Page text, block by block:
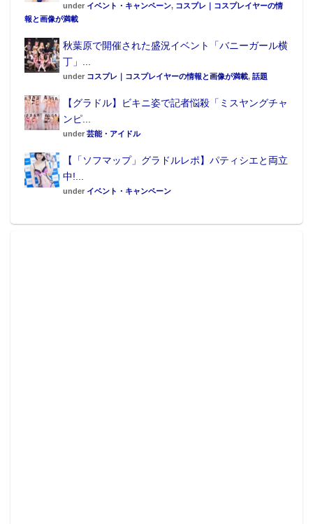
under イベント・キャンペーン, コスプレ｜コスプレイヤーの情
報と画像が満載
秋葉原で開催された盛況イベント「バニーガール横
丁」...
under コスプレ｜コスプレイヤーの情報と画像が満載, 話題
【グラドル】ビキニ姿で記者悩殺「ミスヤングチャ
ンピ...
under 芸能・アイドル
【「ソフマップ」グラドルレポ】パティシエと両立
中!...
under イベント・キャンペーン